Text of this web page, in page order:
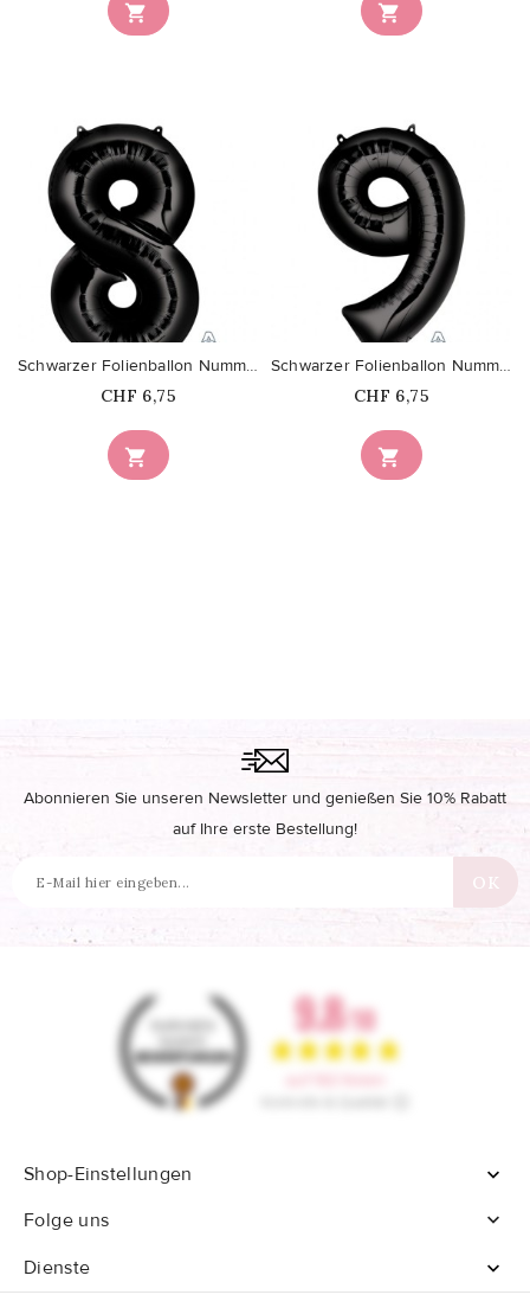
 
favorite_border

Schwarzer Folienballon Nummer 8
Price
CHF 6,75

Schwarzer Folienballon Nummer 9
Price
CHF 6,75
Abonnieren Sie unseren Newsletter und genießen Sie 10% Rabatt
auf Ihre erste Bestellung!
Shop-Einstellungen

Folge uns

Dienste
